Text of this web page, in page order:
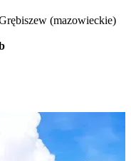
(mazowieckie)